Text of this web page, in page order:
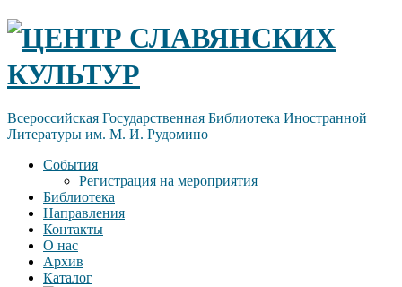
Skip
content
ЦЕНТР СЛАВЯНСКИХ
КУЛЬТУР
Всероссийская Государственная Библиотека Иностранной
Литературы им. М. И. Рудомино
События
Регистрация на мероприятия
Библиотека
Направления
Контакты
О нас
Архив
Каталог